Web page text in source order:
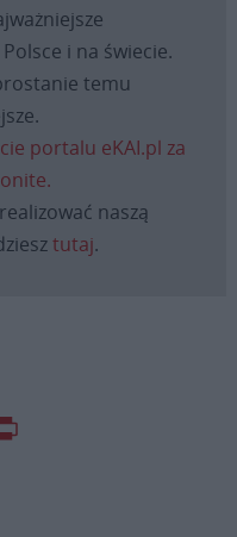
i na świecie.
temu
portalu eKAI.pl za
naszą
tutaj.